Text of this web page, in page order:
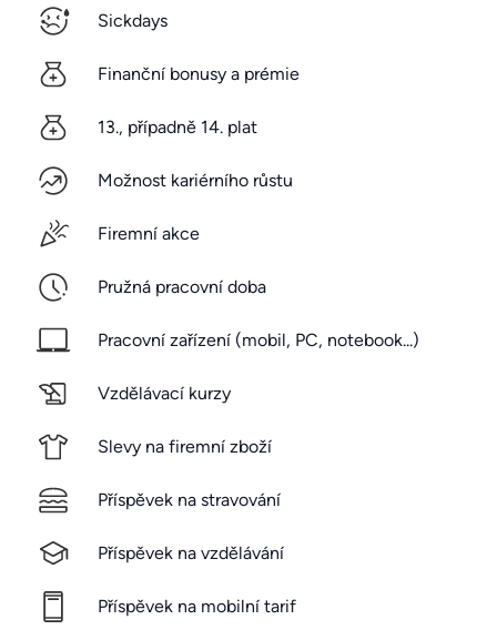
Sickdays
Finanční bonusy a prémie
13., případně 14. plat
Možnost kariérního růstu
Firemní akce
Pružná pracovní doba
Pracovní zařízení (mobil, PC, notebook...)
Vzdělávací kurzy
Slevy na firemní zboží
Příspěvek na stravování
Příspěvek na vzdělávání
Příspěvek na mobilní tarif